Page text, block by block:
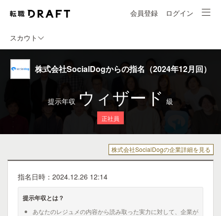
会員登録 ログイン
スカウト
株式会社SocialDogからの指名（2024年12月回）
提示年収 ウィザード 級
正社員
株式会社SocialDogの企業詳細を見る
指名日時：2024.12.26 12:14
提示年収とは？
あなたのレジュメの内容から読み取った実力に対して、企業が